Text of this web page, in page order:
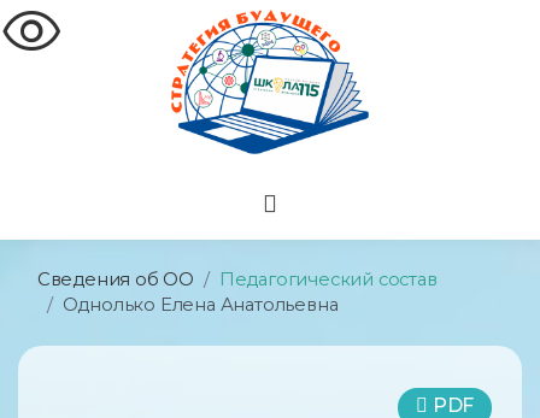
Сведения об ОО
Педагогический состав
Однолько Елена Анатольевна
PDF
visibility